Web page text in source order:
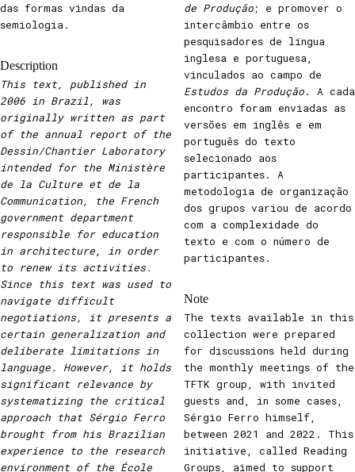
das formas vindas da
semiologia.
Description
This text, published in
2006 in Brazil, was
originally written as part
of the annual report of the
Dessin/Chantier Laboratory
intended for the Ministère
de la Culture et de la
Communication, the French
government department
responsible for education
in architecture, in order
to renew its activities.
Since this text was used to
navigate difficult
negotiations, it presents a
certain generalization and
deliberate limitations in
language. However, it holds
significant relevance by
systematizing the critical
approach that Sérgio Ferro
brought from his Brazilian
experience to the research
environment of the École
de Produção; e promover o
intercâmbio entre os
pesquisadores de língua
inglesa e portuguesa,
vinculados ao campo de
Estudos da Produção. A cada
encontro foram enviadas as
versões em inglês e em
português do texto
selecionado aos
participantes. A
metodologia de organização
dos grupos variou de acordo
com a complexidade do
texto e com o número de
participantes.
Note
The texts available in this
collection were prepared
for discussions held during
the monthly meetings of the
TFTK group, with invited
guests and, in some cases,
Sérgio Ferro himself,
between 2021 and 2022. This
initiative, called Reading
Groups, aimed to support